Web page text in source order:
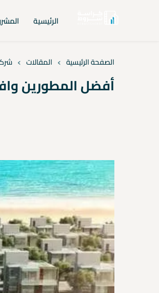
الرئيسية
الصفحة الرئيسية › المقالات ›
أفضل المطورين